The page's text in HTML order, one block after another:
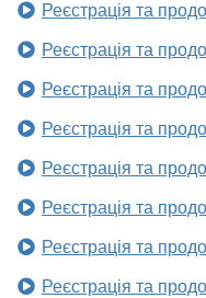
Реєстрація та
Реєстрація та
Реєстрація та
Реєстрація та
Реєстрація та
Реєстрація та
Реєстрація та
Реєстрація та